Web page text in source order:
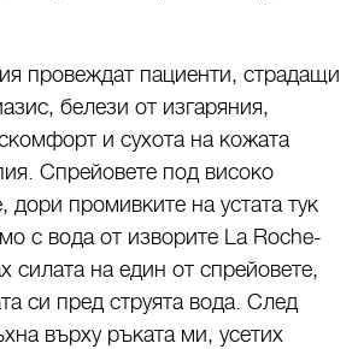
провеждат пациенти, страдащи
белези от изгаряния,
и сухота на кожата
Спрейовете под високо
дори промивките на устата тук
с вода от изворите La Roche-
силата на един от спрейовете,
си пред струята вода. След
върху ръката ми, усетих